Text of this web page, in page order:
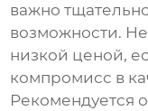
важно
возможности. Не
низкой ценой,
компромисс в
Рекомендуется